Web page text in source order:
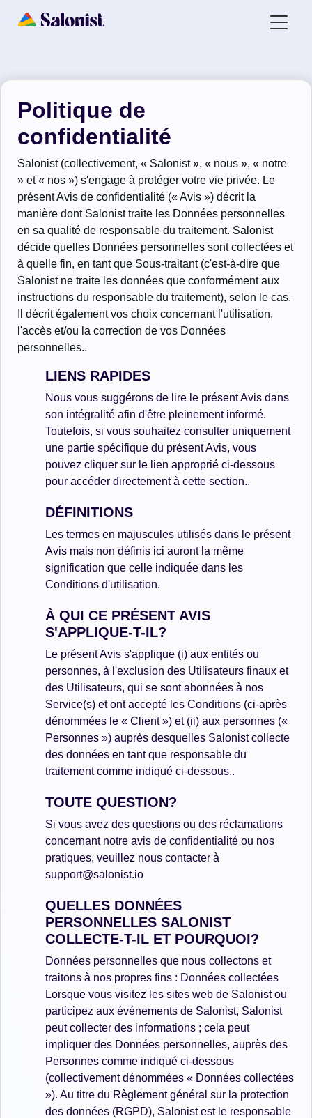
Politique de
confidentialité
Salonist (collectivement, « Salonist », « nous », « notre
» et « nos ») s'engage à protéger votre vie privée. Le
présent Avis de confidentialité (« Avis ») décrit la
manière dont Salonist traite les Données personnelles
en sa qualité de responsable du traitement. Salonist
décide quelles Données personnelles sont collectées et
à quelle fin, en tant que Sous-traitant (c'est-à-dire que
Salonist ne traite les données que conformément aux
instructions du responsable du traitement), selon le cas.
Il décrit également vos choix concernant l'utilisation,
l'accès et/ou la correction de vos Données
personnelles..
LIENS RAPIDES
Nous vous suggérons de lire le présent Avis dans
son intégralité afin d'être pleinement informé.
Toutefois, si vous souhaitez consulter uniquement
une partie spécifique du présent Avis, vous
pouvez cliquer sur le lien approprié ci-dessous
pour accéder directement à cette section..
DÉFINITIONS
Les termes en majuscules utilisés dans le présent
Avis mais non définis ici auront la même
signification que celle indiquée dans les
Conditions d'utilisation.
À QUI CE PRÉSENT AVIS
S'APPLIQUE-T-IL?
Le présent Avis s'applique (i) aux entités ou
personnes, à l'exclusion des Utilisateurs finaux et
des Utilisateurs, qui se sont abonnées à nos
Service(s) et ont accepté les Conditions (ci-après
dénommées le « Client ») et (ii) aux personnes («
Personnes ») auprès desquelles Salonist collecte
des données en tant que responsable du
traitement comme indiqué ci-dessous..
TOUTE QUESTION?
Si vous avez des questions ou des réclamations
concernant notre avis de confidentialité ou nos
pratiques, veuillez nous contacter à
support@salonist.io
QUELLES DONNÉES
PERSONNELLES SALONIST
COLLECTE-T-IL ET POURQUOI?
Données personnelles que nous collectons et
traitons à nos propres fins : Données collectées
Lorsque vous visitez les sites web de Salonist ou
participez aux événements de Salonist, Salonist
peut collecter des informations ; cela peut
impliquer des Données personnelles, auprès des
Personnes comme indiqué ci-dessous
(collectivement dénommées « Données collectées
»). Au titre du Règlement général sur la protection
des données (RGPD), Salonist est le responsable